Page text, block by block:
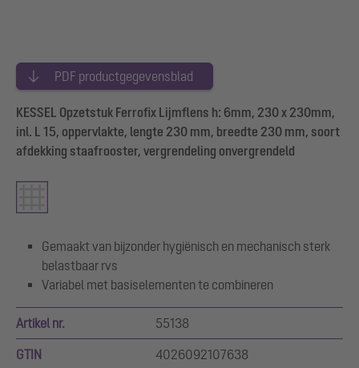
PDF productgegevensblad
KESSEL Opzetstuk Ferrofix Lijmflens h: 6mm, 230 x 230mm,
inl. L 15, oppervlakte, lengte 230 mm, breedte 230 mm, soort
afdekking staafrooster, vergrendeling onvergrendeld
Gemaakt van bijzonder hygiënisch en mechanisch sterk
belastbaar rvs
Variabel met basiselementen te combineren
Artikel nr. 55138
GTIN 4026092107638